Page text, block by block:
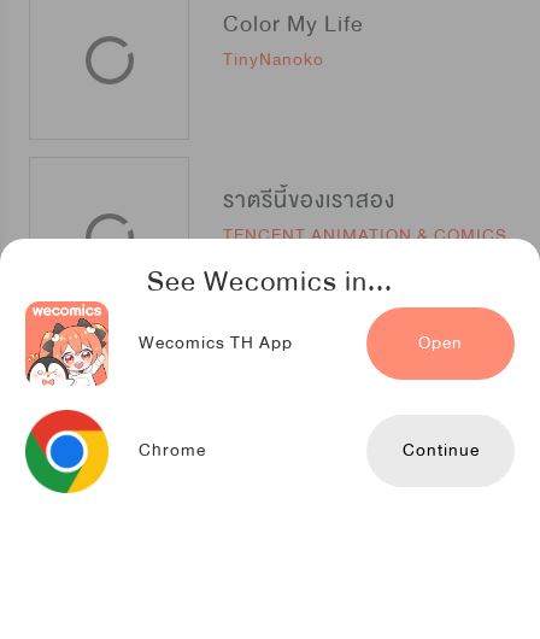
See Wecomics in...
Wecomics TH App Open
Chrome Continue
Color My Life
TinyNanoko
ราตรีนี้ของเราสอง
TENCENT ANIMATION & COMICS
ชุลมุนเซียนวุ่นตกสวรรค์